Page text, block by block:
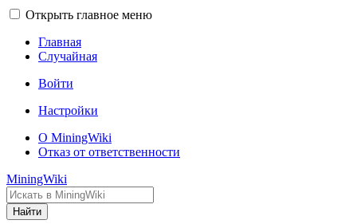
Открыть главное меню
Главная
Случайная
Войти
Настройки
О MiningWiki
Отказ от ответственности
MiningWiki
Найти